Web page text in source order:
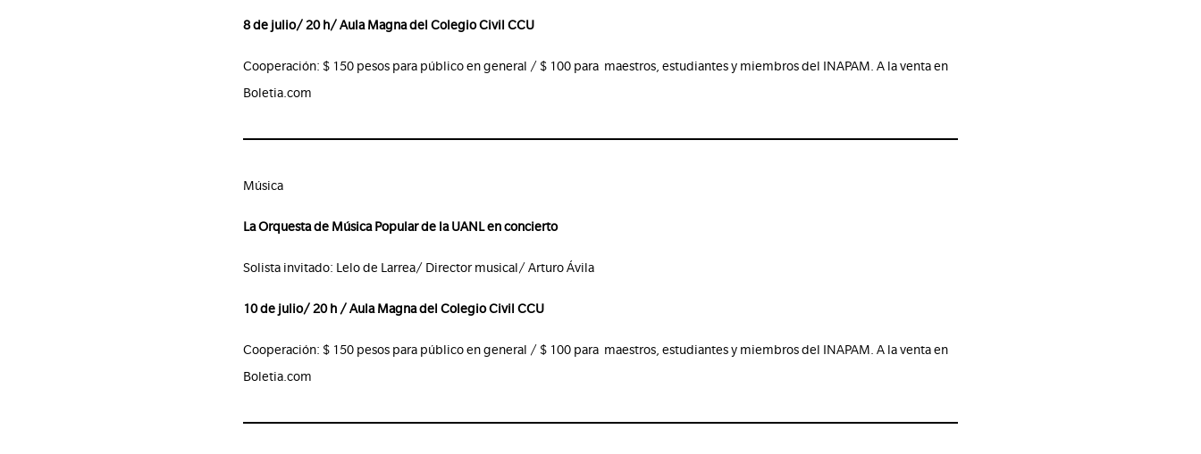
8 de julio/ 20 h/ Aula Magna del Colegio Civil CCU
Cooperación: $ 150 pesos para público en general / $ 100 para maestros, estudiantes y miembros del INAPAM. A la venta en
Boletia.com
Música
La Orquesta de Música Popular de la UANL en concierto
Solista invitado: Lelo de Larrea/ Director musical/ Arturo Ávila
10 de julio/ 20 h / Aula Magna del Colegio Civil CCU
Cooperación: $ 150 pesos para público en general / $ 100 para maestros, estudiantes y miembros del INAPAM. A la venta en
Boletia.com